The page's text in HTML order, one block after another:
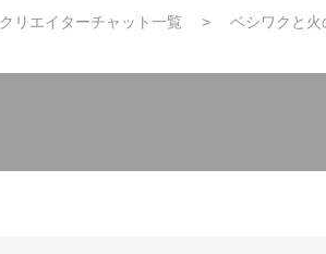
クリエイターチャット一覧 ベシワクと火